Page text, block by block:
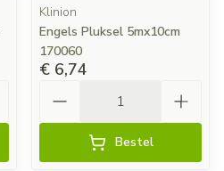
Klinion
Engels Pluksel 5mx10cm
170060
€ 6,74
Bestel